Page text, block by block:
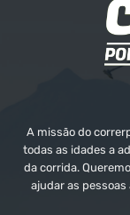
A missão do
todas as idades a
da corrida.
ajudar as